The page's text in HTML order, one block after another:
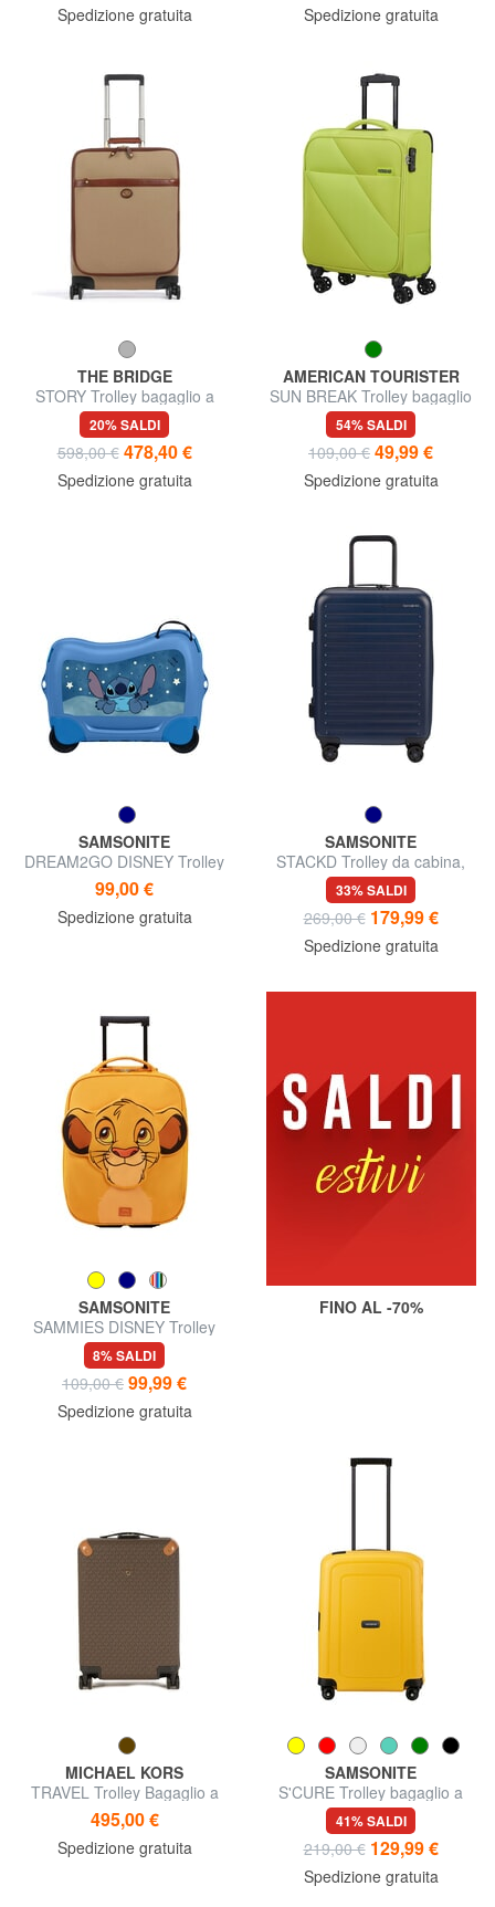
Spedizione gratuita Spedizione gratuita
THE BRIDGE
STORY Trolley bagaglio a
mano
20% SALDI
598,00 € 478,40 €
Spedizione gratuita
AMERICAN TOURISTER
SUN BREAK Trolley bagaglio
a mano
54% SALDI
109,00 € 49,99 €
Spedizione gratuita
SAMSONITE
DREAM2GO DISNEY Trolley
kids cavalcabile
99,00 €
Spedizione gratuita
SAMSONITE
STACKD Trolley da cabina,
espandibile
33% SALDI
269,00 € 179,99 €
Spedizione gratuita
SAMSONITE
SAMMIES DISNEY Trolley
Bagaglio a Mano
8% SALDI
109,00 € 99,99 €
Spedizione gratuita
FINO AL -70%
MICHAEL KORS
TRAVEL Trolley Bagaglio a
Mano
495,00 €
Spedizione gratuita
SAMSONITE
S'CURE Trolley bagaglio a
mano
41% SALDI
219,00 € 129,99 €
Spedizione gratuita